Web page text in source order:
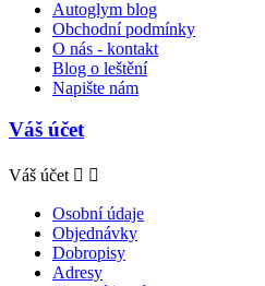
Autoglym blog
Obchodní podmínky
O nás - kontakt
Blog o leštění
Napište nám
Váš účet
Váš účet  
Osobní údaje
Objednávky
Dobropisy
Adresy